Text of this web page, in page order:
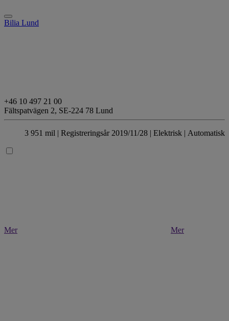
Bilia Lund
+46 10 497 21 00
Fältspatvägen 2, SE-224 78 Lund
3 951 mil | Registreringsår 2019/11/28 | Elektrisk | Automatisk
Mer Mer